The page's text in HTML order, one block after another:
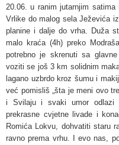
20.06. u ranim jutarnjim
Vrlike do malog sela Ježevića
planine i dalje do vrha. Duža
malo kraća (4h) preko
potrebno je skrenuti sa
voziti se još 3 km solidnim
lagano uzbrdo kroz šumu i
već pomisliš „šta je meni ovo
i Svilaju i svaki umor odlazi
prekrasne cvjetne livade i
Romića Lokvu, dohvatiti staru
ravno prema vrhu. I evo nas,